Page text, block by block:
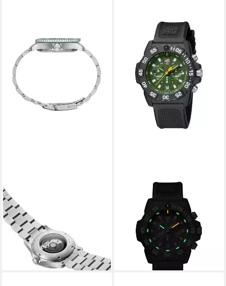
Taucheruhr XS.0937,
Automatik Sport Timer
Stahl/Grün
ab 1.199,00 € 1.445,00 €
lieferbar - in 2-3 Werktagen bei dir
Quarzuhr XS.3597
ab 349,00 €
UVP645,00 €
lieferbar - in 2-3 Werktagen bei dir